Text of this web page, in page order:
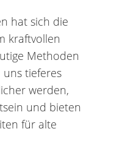
hat sich die
kraftvollen
Methoden
tieferes
werden,
und bieten
für alte